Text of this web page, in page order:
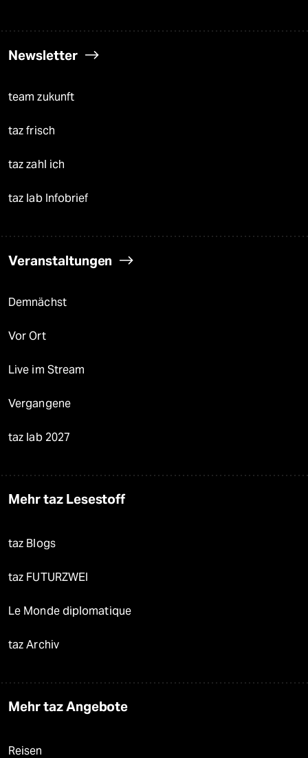
Newsletter
team zukunft
taz frisch
taz zahl ich
taz lab Infobrief
Veranstaltungen
Demnächst
Vor Ort
Live im Stream
Vergangene
taz lab 2027
Mehr taz Lesestoff
taz Blogs
taz FUTURZWEI
Le Monde diplomatique
taz Archiv
Mehr taz Angebote
Reisen